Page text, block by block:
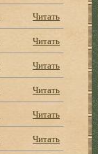
Читать
Читать
Читать
Читать
Читать
Читать